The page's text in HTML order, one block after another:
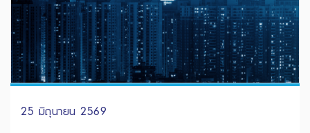
25 มิถุนายน 2569